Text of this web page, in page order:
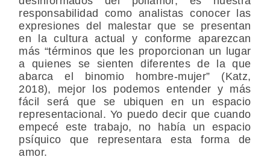
responsabilidad como analistas conocer las
expresiones del malestar que se presentan
en la cultura actual y conforme aparezcan
más “términos que les proporcionan un lugar
a quienes se sienten diferentes de la que
abarca el binomio hombre-mujer” (Katz,
2018), mejor los podemos entender y más
fácil será que se ubiquen en un espacio
representacional. Yo puedo decir que cuando
empecé este trabajo, no había un espacio
psíquico que representara esta forma de
amor.